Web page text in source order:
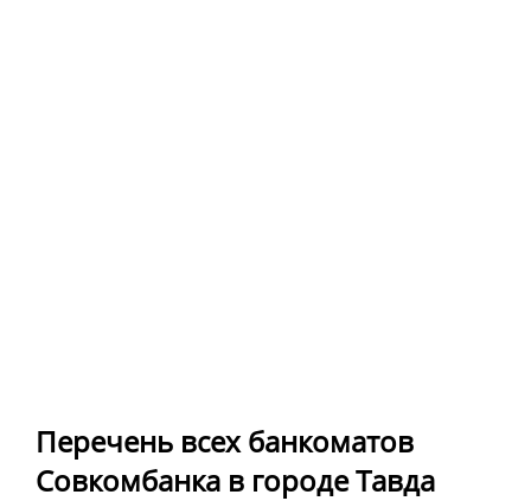
Перечень всех банкоматов
Совкомбанка в городе Тавда